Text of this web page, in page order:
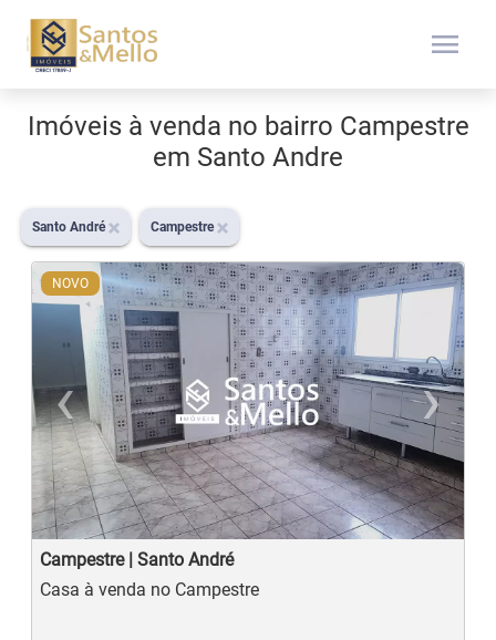
menu
Imóveis à venda no bairro Campestre
em Santo Andre
Santo André Campestre
NOVO
‹
Previous
›
Campestre | Santo André
Casa à venda no Campestre